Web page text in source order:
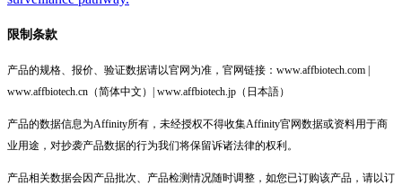
限制条款
产品的规格、报价、验证数据请以官网为准，官网链接：www.affbiotech.com |
www.affbiotech.cn（简体中文）| www.affbiotech.jp（日本語）
产品的数据信息为Affinity所有，未经授权不得收集Affinity官网数据或资料用于商
业用途，对抄袭产品数据的行为我们将保留诉诸法律的权利。
产品相关数据会因产品批次、产品检测情况随时调整，如您已订购该产品，请以订